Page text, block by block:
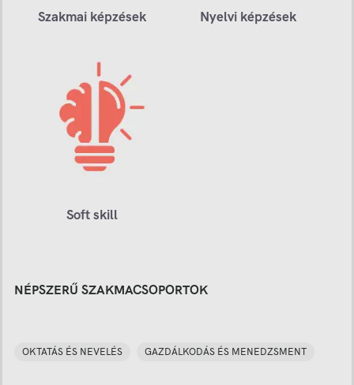
Szakmai képzések Nyelvi képzések
Soft skill
NÉPSZERŰ SZAKMACSOPORTOK
OKTATÁS ÉS NEVELÉS GAZDÁLKODÁS ÉS MENEDZSMENT